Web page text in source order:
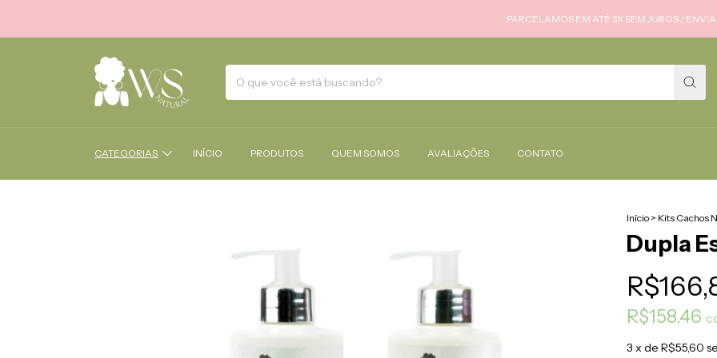
PARCELAMOS EM ATÉ 3X SEM JUROS /
CATEGORIAS INÍCIO PRODUTOS QUEM SOMOS AVALIAÇÕES CONTATO
Início > Kits Cachos
Dupla
R$158,46
3 x de R$55,60